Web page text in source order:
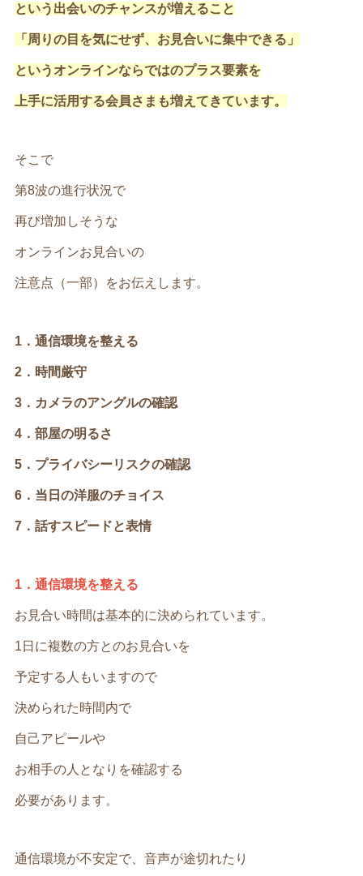
という出会いのチャンスが増えること
「周りの目を気にせず、お見合いに集中できる」
というオンラインならではのプラス要素を
上手に活用する会員さまも増えてきています。
そこで
第8波の進行状況で
再び増加しそうな
オンラインお見合いの
注意点（一部）をお伝えします。
1．通信環境を整える
2．時間厳守
3．カメラのアングルの確認
4．部屋の明るさ
5．プライバシーリスクの確認
6．当日の洋服のチョイス
7．話すスピードと表情
1．通信環境を整える
お見合い時間は基本的に決められています。
1日に複数の方とのお見合いを
予定する人もいますので
決められた時間内で
自己アピールや
お相手の人となりを確認する
必要があります。
通信環境が不安定で、音声が途切れたり